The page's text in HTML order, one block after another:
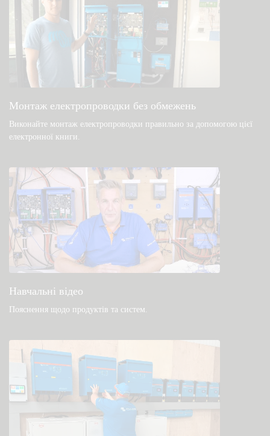
Перевірте базу знань спільноти
Загальні файли для завантаження та
документація
Монтаж електропроводки без обмежень
Виконайте монтаж електропроводки правильно за допомогою цієї
електронної книги.
Навчальні відео
Пояснення щодо продуктів та систем.